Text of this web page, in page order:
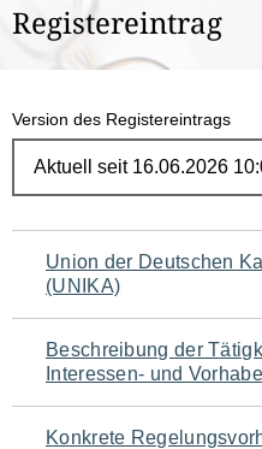
hier:
Registereintrag
Version des Registereintrags
Navigation
für
den
Seiteninhalt
Union der Deutschen
(UNIKA)
Beschreibung der
Interessen- und
Konkrete